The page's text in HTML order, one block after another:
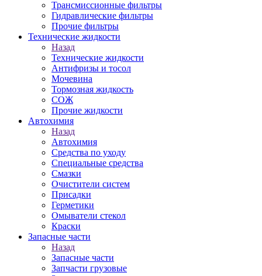
Трансмиссионные фильтры
Гидравлические фильтры
Прочие фильтры
Технические жидкости
Назад
Технические жидкости
Антифризы и тосол
Мочевина
Тормозная жидкость
СОЖ
Прочие жидкости
Автохимия
Назад
Автохимия
Средства по уходу
Специальные средства
Смазки
Очистители систем
Присадки
Герметики
Омыватели стекол
Краски
Запасные части
Назад
Запасные части
Запчасти грузовые